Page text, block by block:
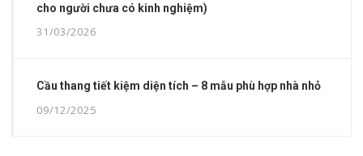
cho người chưa có kinh nghiệm)
31/03/2026
Cầu thang tiết kiệm diện tích – 8 mẫu phù hợp nhà nhỏ
09/12/2025